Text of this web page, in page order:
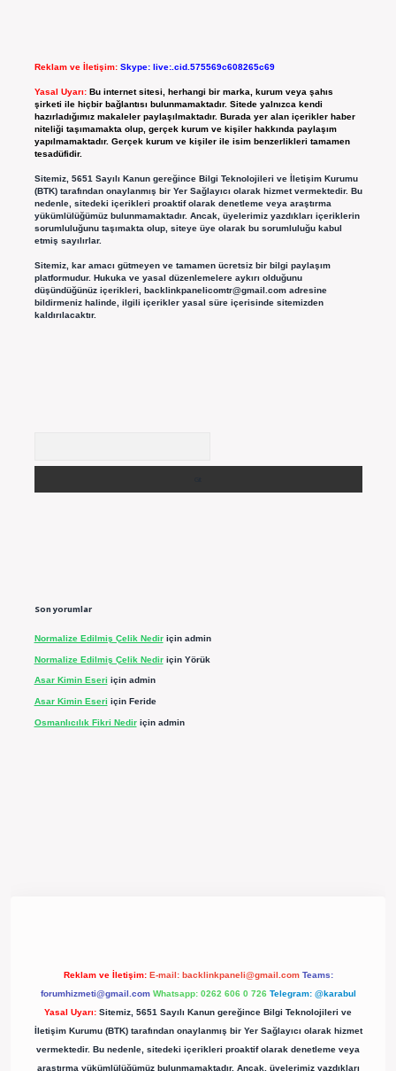
Reklam ve İletişim: Skype: live:.cid.575569c608265c69
Yasal Uyarı: Bu internet sitesi, herhangi bir marka, kurum veya şahıs
şirketi ile hiçbir bağlantısı bulunmamaktadır. Sitede yalnızca kendi
hazırladığımız makaleler paylaşılmaktadır. Burada yer alan içerikler haber
niteliği taşımamakta olup, gerçek kurum ve kişiler hakkında paylaşım
yapılmamaktadır. Gerçek kurum ve kişiler ile isim benzerlikleri tamamen
tesadüfidir.
Sitemiz, 5651 Sayılı Kanun gereğince Bilgi Teknolojileri ve İletişim Kurumu
(BTK) tarafından onaylanmış bir Yer Sağlayıcı olarak hizmet vermektedir. Bu
nedenle, sitedeki içerikleri proaktif olarak denetleme veya araştırma
yükümlülüğümüz bulunmamaktadır. Ancak, üyelerimiz yazdıkları içeriklerin
sorumluluğunu taşımakta olup, siteye üye olarak bu sorumluluğu kabul
etmiş sayılırlar.
Sitemiz, kar amacı gütmeyen ve tamamen ücretsiz bir bilgi paylaşım
platformudur. Hukuka ve yasal düzenlemelere aykırı olduğunu
düşündüğünüz içerikleri, backlinkpanelicomtr@gmail.comadresine
bildirmeniz halinde, ilgili içerikler yasal süre içerisinde sitemizden
kaldırılacaktır.
Son yorumlar
Normalize Edilmiş Çelik Nediriçin admin
Normalize Edilmiş Çelik Nediriçin Yörük
Asar Kimin Eseri için admin
Asar Kimin Eseri için Feride
Osmanlıcılık Fikri Nediriçin admin
Reklam ve İletişim: E-mail: backlinkpaneli@gmail.com Teams:
forumhizmeti@gmail.com Whatsapp: 0262 606 0 726 Telegram: @karabul
Yasal Uyarı: Sitemiz, 5651 Sayılı Kanun gereğince Bilgi Teknolojileri ve
İletişim Kurumu (BTK) tarafından onaylanmış bir Yer Sağlayıcı olarak hizmet
vermektedir. Bu nedenle, sitedeki içerikleri proaktif olarak denetleme veya
araştırma yükümlülüğümüz bulunmamaktadır. Ancak, üyelerimiz yazdıkları